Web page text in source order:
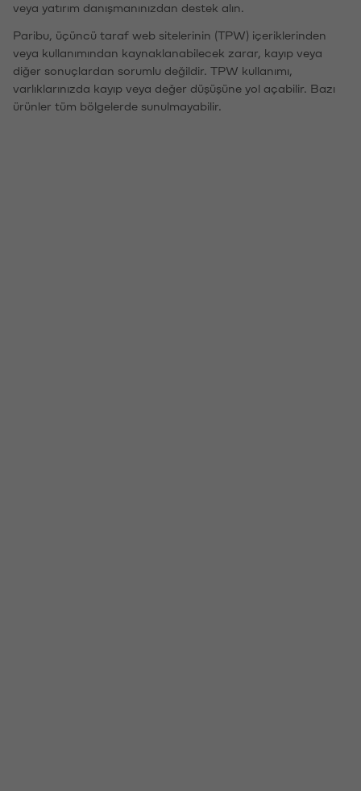
veya yatırım danışmanınızdan destek alın.
Paribu, üçüncü taraf web sitelerinin (TPW) içeriklerinden
veya kullanımından kaynaklanabilecek zarar, kayıp veya
diğer sonuçlardan sorumlu değildir. TPW kullanımı,
varlıklarınızda kayıp veya değer düşüşüne yol açabilir. Bazı
ürünler tüm bölgelerde sunulmayabilir.